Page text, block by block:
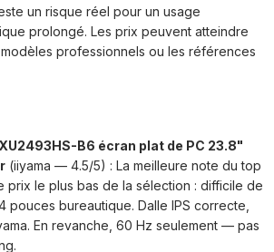
un risque réel pour un usage
prolongé. Les prix peuvent atteindre
professionnels ou les références
B6 écran plat de PC 23.8"
(iiyama — 4.5/5) : La meilleure note du top
prix le plus bas de la sélection : difficile de
pouces bureautique. Dalle IPS correcte,
En revanche, 60 Hz seulement — pas